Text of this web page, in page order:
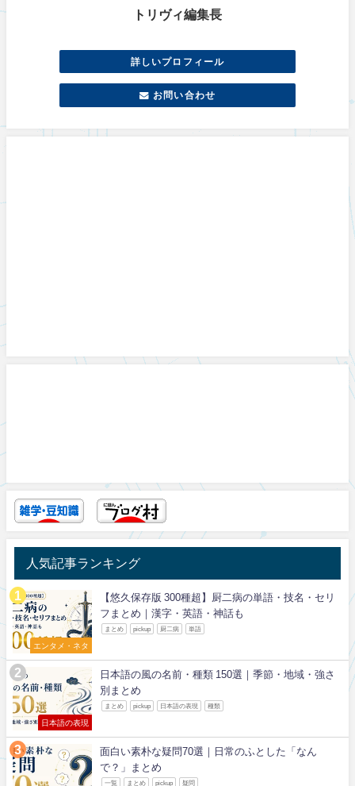
トリヴィ編集長
詳しいプロフィール
お問い合わせ
人気記事ランキング
エンタメ・ネタ
【悠久保存版 300種超】厨二病の単語・技名・セリ
フまとめ｜漢字・英語・神話も
まとめ pickup 厨二病 単語
日本語の表現
日本語の風の名前・種類 150選｜季節・地域・強さ
別まとめ
まとめ pickup 日本語の表現 種類
面白い素朴な疑問70選｜日常のふとした「なん
で？」まとめ
一覧 まとめ pickup 疑問